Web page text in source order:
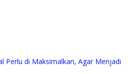
Perlu di Maksimalkan, Agar Menjadi